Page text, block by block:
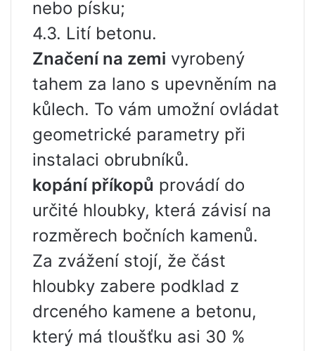
nebo písku;
4.3. Lití betonu.
Značení na zemi vyrobený
tahem za lano s upevněním na
kůlech. To vám umožní ovládat
geometrické parametry při
instalaci obrubníků.
kopání příkopů provádí do
určité hloubky, která závisí na
rozměrech bočních kamenů.
Za zvážení stojí, že část
hloubky zabere podklad z
drceného kamene a betonu,
který má tloušťku asi 30 %